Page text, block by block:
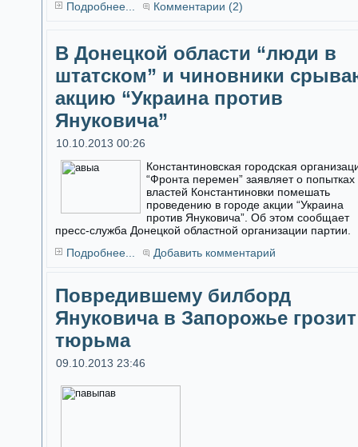
Подробнее...
Комментарии (2)
В Донецкой области “люди в
штатском” и чиновники
акцию “Украина против
Януковича”
10.10.2013 00:26
Константиновская городская
“Фронта перемен” заявляет о попытках
властей Константиновки помешать
проведению в городе акции “Украина
против Януковича”. Об этом сообщает
пресс-служба Донецкой областной организации партии.
Подробнее...
Добавить комментарий
Повредившему билборд
Януковича в Запорожье грозит
тюрьма
09.10.2013 23:46